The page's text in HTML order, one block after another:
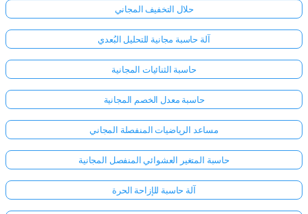
حلال التخفيف المجاني
آلة حاسبة مجانية للتحليل البُعدي
حاسبة الثنائيات المجانية
حاسبة معدل الخصم المجانية
مساعد الرياضيات المنفصلة المجاني
حاسبة المتغير العشوائي المنفصل المجانية
آلة حاسبة للإزاحة الحرة